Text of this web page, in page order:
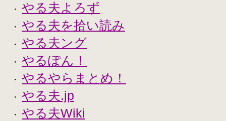
・ やる夫よろず
・ やる夫を拾い読み
・ やる夫ング
・ やるぽん！
・ やるやらまとめ！
・ やる夫.jp
・ やる夫Wiki